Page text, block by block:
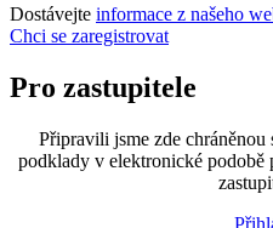
Dostávejte informace z našeho
Chci se zaregistrovat
Pro zastupitele
Připravili jsme zde
podklady v elektronické podobě